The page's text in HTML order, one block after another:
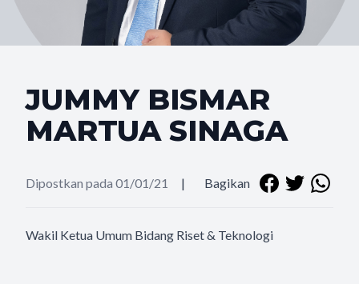
JUMMY BISMAR
MARTUA SINAGA
Dipostkan pada 01/01/21 | Bagikan
Wakil Ketua Umum Bidang Riset & Teknologi